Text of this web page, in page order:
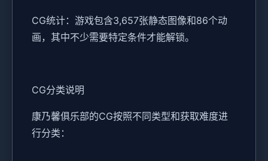
CG统计：游戏包含3,657张静态图像和86个动
画，其中不少需要特定条件才能解锁。
CG分类说明
康乃馨俱乐部的CG按照不同类型和获取难度进
行分类：